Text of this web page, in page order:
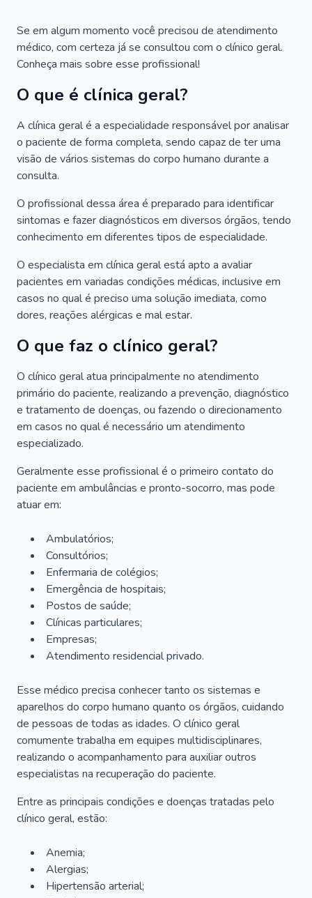
Se em algum momento você precisou de atendimento
médico, com certeza já se consultou com o clínico geral.
Conheça mais sobre esse profissional!
O que é clínica geral?
A clínica geral é a especialidade responsável por analisar
o paciente de forma completa, sendo capaz de ter uma
visão de vários sistemas do corpo humano durante a
consulta.
O profissional dessa área é preparado para identificar
sintomas e fazer diagnósticos em diversos órgãos, tendo
conhecimento em diferentes tipos de especialidade.
O especialista em clínica geral está apto a avaliar
pacientes em variadas condições médicas, inclusive em
casos no qual é preciso uma solução imediata, como
dores, reações alérgicas e mal estar.
O que faz o clínico geral?
O clínico geral atua principalmente no atendimento
primário do paciente, realizando a prevenção, diagnóstico
e tratamento de doenças, ou fazendo o direcionamento
em casos no qual é necessário um atendimento
especializado.
Geralmente esse profissional é o primeiro contato do
paciente em ambulâncias e pronto-socorro, mas pode
atuar em:
Ambulatórios;
Consultórios;
Enfermaria de colégios;
Emergência de hospitais;
Postos de saúde;
Clínicas particulares;
Empresas;
Atendimento residencial privado.
Esse médico precisa conhecer tanto os sistemas e
aparelhos do corpo humano quanto os órgãos, cuidando
de pessoas de todas as idades. O clínico geral
comumente trabalha em equipes multidisciplinares,
realizando o acompanhamento para auxiliar outros
especialistas na recuperação do paciente.
Entre as principais condições e doenças tratadas pelo
clínico geral, estão:
Anemia;
Alergias;
Hipertensão arterial;